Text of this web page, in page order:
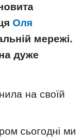
Оля
мережі.
дуже
на своїй
сьогодні ми